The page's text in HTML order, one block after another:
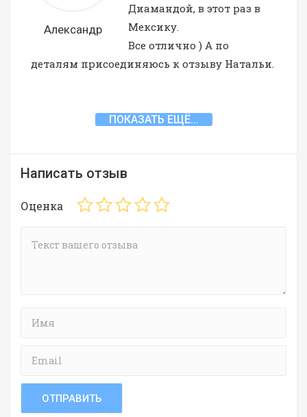
Александр
Диамандой, в этот раз в
Мексику.
Все отлично ) А по
деталям присоединяюсь к отзыву Натальи.
ПОКАЗАТЬ ЕЩЁ...
Написать отзыв
Оценка